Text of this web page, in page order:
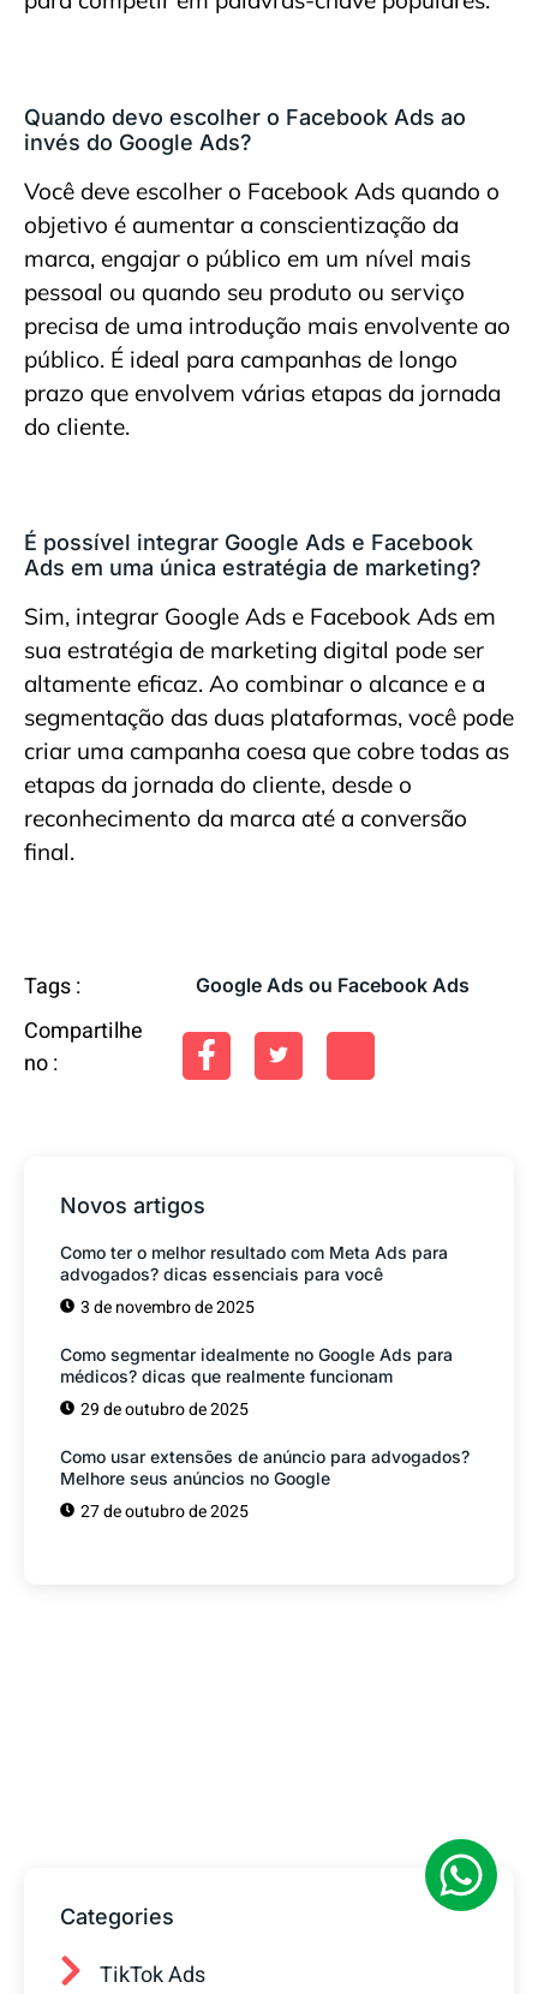
Quando devo escolher o Facebook Ads ao
invés do Google Ads?
Você deve escolher o Facebook Ads quando o
objetivo é aumentar a conscientização da
marca, engajar o público em um nível mais
pessoal ou quando seu produto ou serviço
precisa de uma introdução mais envolvente ao
público. É ideal para campanhas de longo
prazo que envolvem várias etapas da jornada
do cliente.
É possível integrar Google Ads e Facebook
Ads em uma única estratégia de marketing?
Sim, integrar Google Ads e Facebook Ads em
sua estratégia de marketing digital pode ser
altamente eficaz. Ao combinar o alcance e a
segmentação das duas plataformas, você pode
criar uma campanha coesa que cobre todas as
etapas da jornada do cliente, desde o
reconhecimento da marca até a conversão
final.
Tags : Google Ads ou Facebook Ads
Compartilhe
no :
Novos artigos
Como ter o melhor resultado com Meta Ads para
advogados? dicas essenciais para você
3 de novembro de 2025
Como segmentar idealmente no Google Ads para
médicos? dicas que realmente funcionam
29 de outubro de 2025
Como usar extensões de anúncio para advogados?
Melhore seus anúncios no Google
27 de outubro de 2025
Categories
TikTok Ads